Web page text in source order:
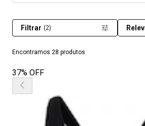
Encontramos 28 produtos
Filtrar (2)
37% OFF